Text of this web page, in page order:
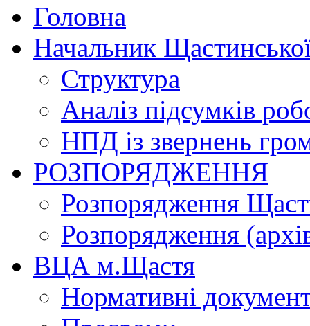
Головна
Начальник
Структура
Аналіз підсумків
НПД із звернень
РОЗПОРЯДЖЕННЯ
Розпорядження
Розпорядження
ВЦА м.Щастя
Нормативні